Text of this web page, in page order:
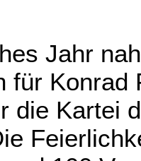
Jahr
für
die Kartei